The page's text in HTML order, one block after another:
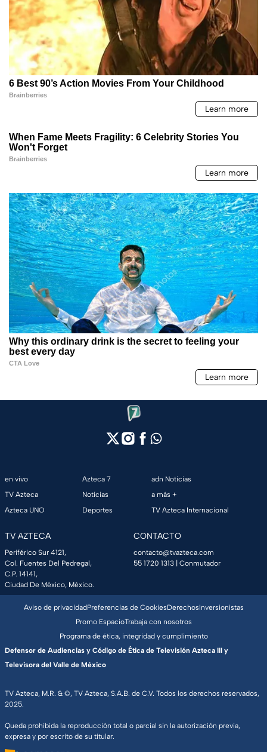
en vivo
TV Azteca
Azteca UNO
Azteca 7
Noticias
Deportes
adn Noticias
a más +
TV Azteca Internacional
TV AZTECA
Periférico Sur 4121,
Col. Fuentes Del Pedregal,
C.P. 14141,
Ciudad De México, México.
CONTACTO
contacto@tvazteca.com
55 1720 1313 | Conmutador
TV Azteca, M.R. & ©, TV Azteca, S.A.B. de C.V. Todos los derechos reservados,
2025.
Queda prohibida la reproducción total o parcial sin la autorización previa,
expresa y por escrito de su titular.
Aviso de privacidadPreferencias de CookiesDerechosInversionistas
Promo EspacioTrabaja con nosotros
Programa de ética, integridad y cumplimiento
Defensor de Audiencias y Código de Ética de Televisión Azteca III y
Televisora del Valle de México